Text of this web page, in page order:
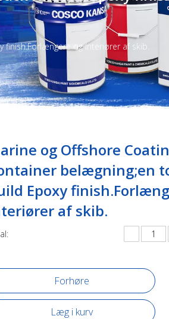
finish.Forlængere og interiører af skib.
og Offshore
belægning;en
Epoxy
af skib.
Forhøre
Læg i kurv